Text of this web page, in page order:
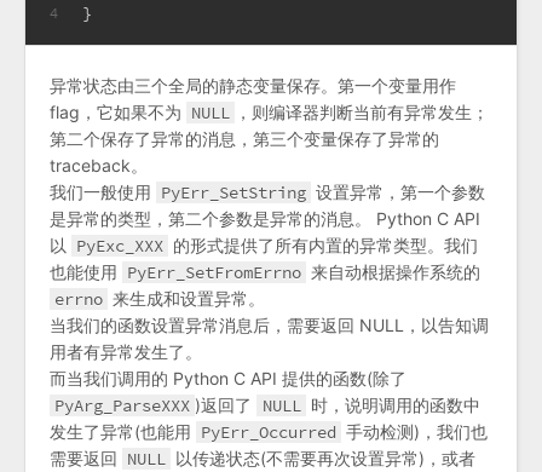
4
}
异常状态由三个全局的静态变量保存。第一个变量用作
flag，它如果不为 NULL ，则编译器判断当前有异常发生；
第二个保存了异常的消息，第三个变量保存了异常的
traceback。
我们一般使用 PyErr_SetString 设置异常，第一个参数
是异常的类型，第二个参数是异常的消息。 Python C API
以
PyExc_XXX 的形式提供了所有内置的异常类型。我们
也能使用 PyErr_SetFromErrno 来自动根据操作系统的
errno 来生成和设置异常。
当我们的函数设置异常消息后，需要返回 NULL，以告知调
用者有异常发生了。
而当我们调用的 Python C API 提供的函数(除了
PyArg_ParseXXX )返回了 NULL 时，说明调用的函数中
发生了异常(也能用 PyErr_Occurred 手动检测)，我们也
需要返回 NULL 以传递状态(不需要再次设置异常)，或者